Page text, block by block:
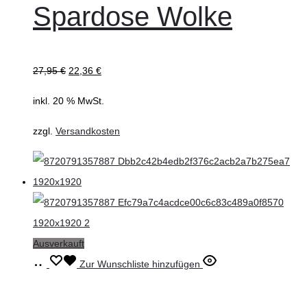
Spardose Wolke
27,95€ 22,36 €
inkl. 20 % MwSt.
zzgl. Versandkosten
Ausverkauft
WeiterlesenZur Wunschliste hinzufügen